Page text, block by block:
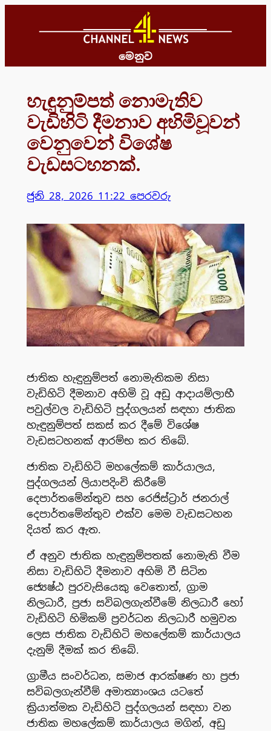
මෙනුව
හැඳුනුම්පත් නොමැතිව
වැඩිහිටි දීමනාව අහිමිවූවන්
වෙනුවෙන් විශේෂ
වැඩසටහනක්.
ජුනි 28, 2026 11:22 පෙරවරු
ජාතික හැඳුනුම්පත් නොමැතිකම නිසා
වැඩිහිටි දීමනාව අහිමි වූ අඩු ආදායම්ලාභී
පවුල්වල වැඩිහිටි පුද්ගලයන් සඳහා ජාතික
හැඳුනුම්පත් සකස් කර දීමේ විශේෂ
වැඩසටහනක් ආරම්භ කර තිබේ.
ජාතික වැඩිහිටි මහලේකම් කාර්යාලය,
පුද්ගලයන් ලියාපදිංචි කිරීමේ
දෙපාර්තමේන්තුව සහ රෙජිස්ට්‍රාර් ජනරාල්
දෙපාර්තමේන්තුව එක්ව මෙම වැඩසටහන
දියත් කර ඇත.
ඒ අනුව ජාතික හැඳුනුම්පතක් නොමැති වීම
නිසා වැඩිහිටි දීමනාව අහිමි වී සිටින
ජ්‍යෙෂ්ඨ පුරවැසියෙකු වෙතොත්, ග්‍රාම
නිලධාරී, ප්‍රජා සවිබලගැන්වීමේ නිලධාරී හෝ
වැඩිහිටි හිමිකම් ප්‍රවර්ධන නිලධාරී හමුවන
ලෙස ජාතික වැඩිහිටි මහලේකම් කාර්යාලය
දැනුම් දීමක් කර තිබේ.
ග්‍රාමීය සංවර්ධන, සමාජ ආරක්ෂණ හා ප්‍රජා
සවිබලගැන්වීම් අමාත්‍යාංශය යටතේ
ක්‍රියාත්මක වැඩිහිටි පුද්ගලයන් සඳහා වන
ජාතික මහලේකම් කාර්යාලය මගින්, අඩු